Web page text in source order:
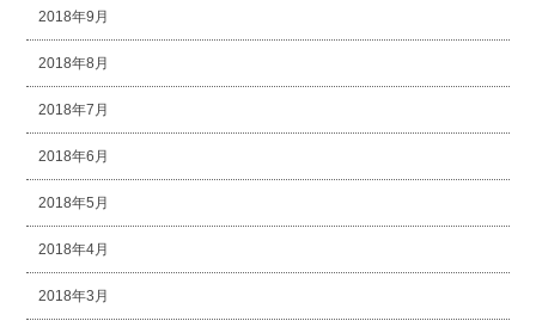
2018年9月
2018年8月
2018年7月
2018年6月
2018年5月
2018年4月
2018年3月